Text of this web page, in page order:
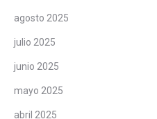
agosto 2025
julio 2025
junio 2025
mayo 2025
abril 2025